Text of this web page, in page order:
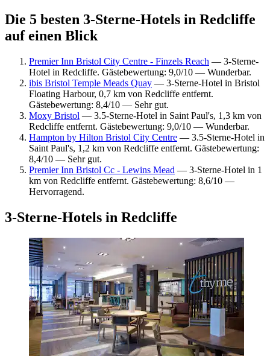
Die 5 besten 3-Sterne-Hotels in Redcliffe
auf einen Blick
Premier Inn Bristol City Centre - Finzels Reach — 3-Sterne-
Hotel in Redcliffe. Gästebewertung: 9,0/10 — Wunderbar.
ibis Bristol Temple Meads Quay — 3-Sterne-Hotel in Bristol
Floating Harbour, 0,7 km von Redcliffe entfernt.
Gästebewertung: 8,4/10 — Sehr gut.
Moxy Bristol — 3.5-Sterne-Hotel in Saint Paul's, 1,3 km von
Redcliffe entfernt. Gästebewertung: 9,0/10 — Wunderbar.
Hampton by Hilton Bristol City Centre — 3.5-Sterne-Hotel in
Saint Paul's, 1,2 km von Redcliffe entfernt. Gästebewertung:
8,4/10 — Sehr gut.
Premier Inn Bristol Cc - Lewins Mead — 3-Sterne-Hotel in 1
km von Redcliffe entfernt. Gästebewertung: 8,6/10 —
Hervorragend.
3-Sterne-Hotels in Redcliffe